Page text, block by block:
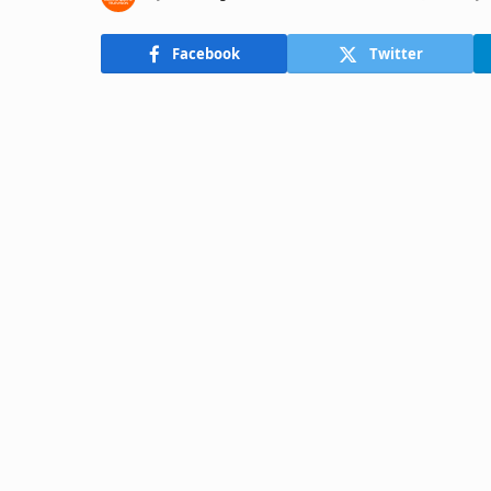
Facebook Twitter